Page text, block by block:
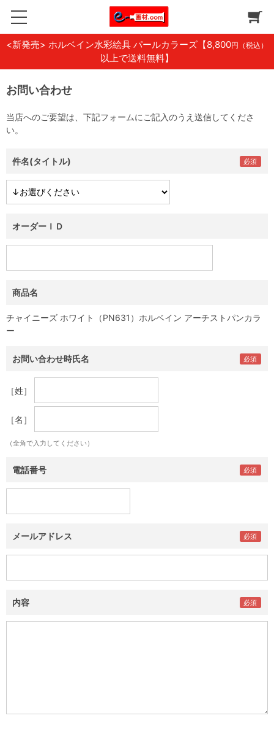
<新発売> ホルベイン水彩絵具 パールカラーズ 【8,800円（税込）
以上で送料無料】
お問い合わせ
当店へのご要望は、下記フォームにご記入のうえ送信してくださ
い。
件名(タイトル)
オーダーＩＤ
商品名
チャイニーズ ホワイト（PN631）ホルベイン アーチストパンカラ
ー
お問い合わせ時氏名
［姓］
［名］
（全角で入力してください）
電話番号
メールアドレス
内容